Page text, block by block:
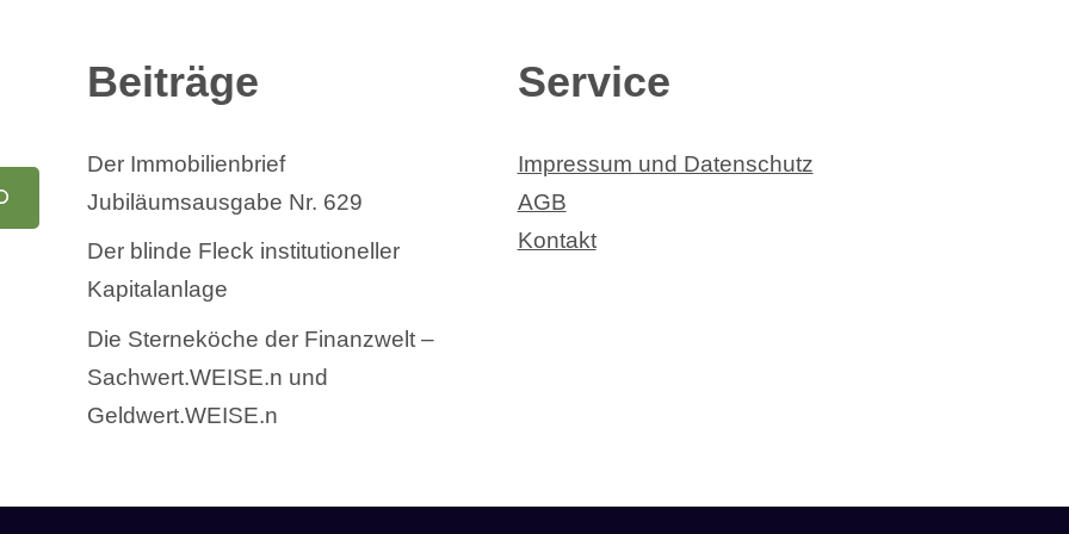
Beiträge
Der Immobilienbrief
Jubiläumsausgabe Nr. 629
Der blinde Fleck institutioneller
Kapitalanlage
Die Sterneköche der Finanzwelt –
Sachwert.WEISE.n und
Geldwert.WEISE.n
Service
Impressum und Datenschutz
AGB
Kontakt